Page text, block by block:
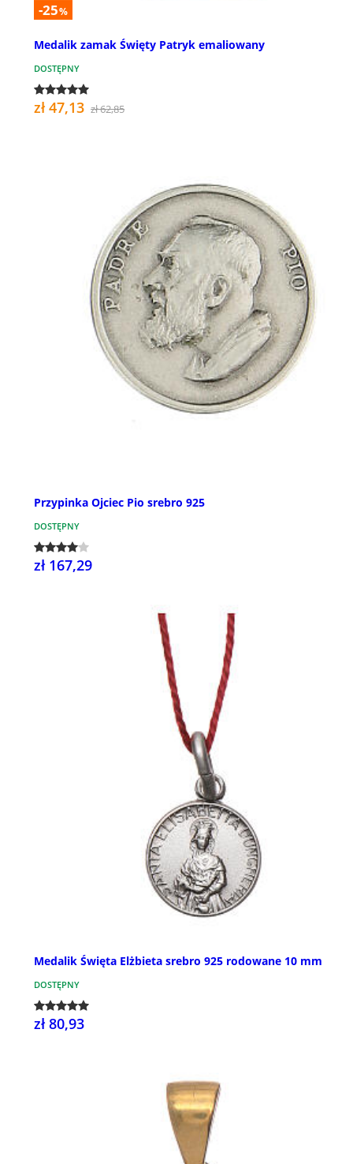
-25%
Medalik zamak Święty Patryk emaliowany
DOSTĘPNY
zł 47,13 zł 62,85
Przypinka Ojciec Pio srebro 925
DOSTĘPNY
zł 167,29
Medalik Święta Elżbieta srebro 925 rodowane 10 mm
DOSTĘPNY
zł 80,93